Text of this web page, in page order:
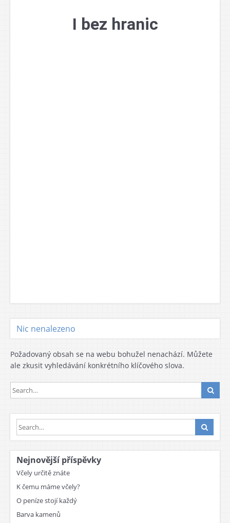
I bez hranic
Nic nenalezeno
Požadovaný obsah se na webu bohužel nenachází. Můžete
ale zkusit vyhledávání konkrétního klíčového slova.
Nejnovější příspěvky
Včely určitě znáte
K čemu máme včely?
O peníze stojí každý
Barva kamenů